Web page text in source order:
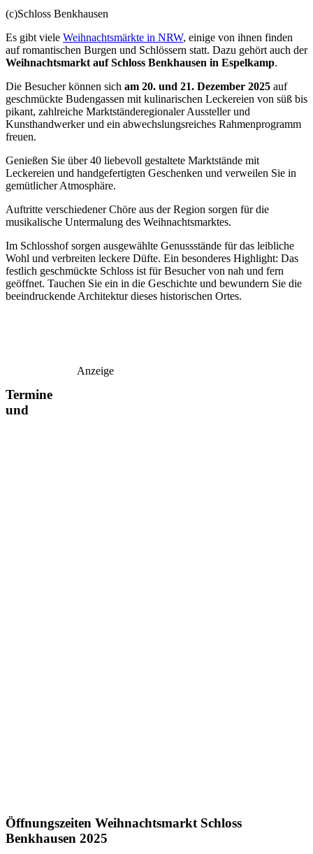
(c)Schloss Benkhausen
Es gibt viele Weihnachtsmärkte in NRW, einige von ihnen finden
auf romantischen Burgen und Schlössern statt. Dazu gehört auch der
Weihnachtsmarkt auf Schloss Benkhausen in Espelkamp.
Die Besucher können sich am 20. und 21. Dezember 2025 auf
geschmückte Budengassen mit kulinarischen Leckereien von süß bis
pikant, zahlreiche Marktständeregionaler Aussteller und
Kunsthandwerker und ein abwechslungsreiches Rahmenprogramm
freuen.
Genießen Sie über 40 liebevoll gestaltete Marktstände mit
Leckereien und handgefertigten Geschenken und verweilen Sie in
gemütlicher Atmosphäre.
Auftritte verschiedener Chöre aus der Region sorgen für die
musikalische Untermalung des Weihnachtsmarktes.
Im Schlosshof sorgen ausgewählte Genussstände für das leibliche
Wohl und verbreiten leckere Düfte. Ein besonderes Highlight: Das
festlich geschmückte Schloss ist für Besucher von nah und fern
geöffnet. Tauchen Sie ein in die Geschichte und bewundern Sie die
beeindruckende Architektur dieses historischen Ortes.
Anzeige
Termine
und
Öffnungszeiten Weihnachtsmarkt Schloss
Benkhausen 2025